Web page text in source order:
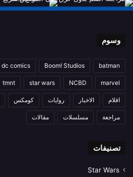
وسوم
batman
Boom! Studios
dc comics
marvel
NCBD
star wars
tmnt
افلام الاخبار روايات كومكس
مراجعة مسلسلات مقالات
تصنيفات
Star Wars